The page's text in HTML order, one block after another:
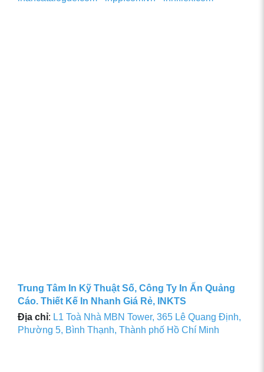
Trung Tâm In Kỹ Thuật Số, Công Ty In Ấn Quảng
Cáo. Thiết Kế In Nhanh Giá Rẻ, INKTS
Địa chỉ: L1 Toà Nhà MBN Tower, 365 Lê Quang Định,
Phường 5, Bình Thạnh, Thành phố Hồ Chí Minh